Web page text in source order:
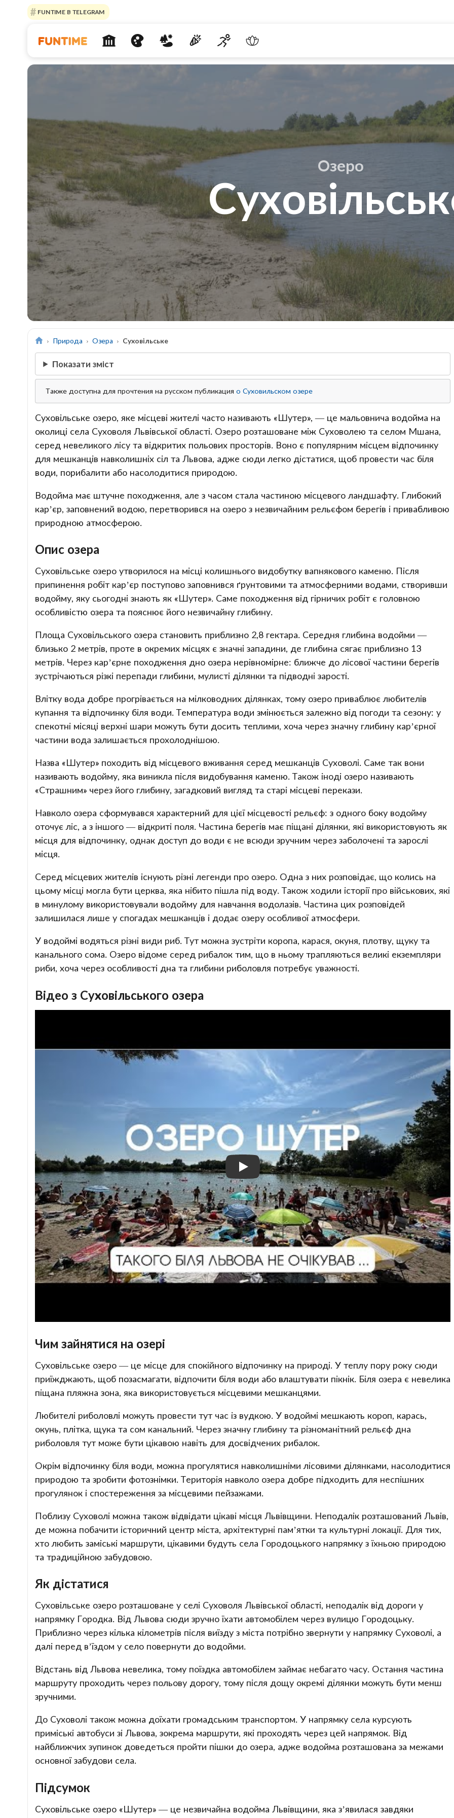
FUNTIME В TELEGRAM
Озеро
Природа Озера Суховільське
Показати зміст
Также доступна для прочтения на русском публикация о Суховильском озере
Суховільське озеро, яке місцеві жителі часто називають «Шутер», — це мальовнича водойма на
околиці села Суховоля Львівської області. Озеро розташоване між Суховолею та селом Мшана,
серед невеликого лісу та відкритих польових просторів. Воно є популярним місцем відпочинку
для мешканців навколишніх сіл та Львова, адже сюди легко дістатися, щоб провести час біля
води, порибалити або насолодитися природою.
Водойма має штучне походження, але з часом стала частиною місцевого ландшафту. Глибокий
кар’єр, заповнений водою, перетворився на озеро з незвичайним рельєфом берегів і привабливою
природною атмосферою.
Опис озера
Суховільське озеро утворилося на місці колишнього видобутку вапнякового каменю. Після
припинення робіт кар’єр поступово заповнився ґрунтовими та атмосферними водами, створивши
водойму, яку сьогодні знають як «Шутер». Саме походження від гірничих робіт є головною
особливістю озера та пояснює його незвичайну глибину.
Площа Суховільського озера становить приблизно 2,8 гектара. Середня глибина водойми —
близько 2 метрів, проте в окремих місцях є значні западини, де глибина сягає приблизно 13
метрів. Через кар’єрне походження дно озера нерівномірне: ближче до лісової частини берегів
зустрічаються різкі перепади глибини, мулисті ділянки та підводні зарості.
Влітку вода добре прогрівається на мілководних ділянках, тому озеро приваблює любителів
купання та відпочинку біля води. Температура води змінюється залежно від погоди та сезону: у
спекотні місяці верхні шари можуть бути досить теплими, хоча через значну глибину кар’єрної
частини вода залишається прохолоднішою.
Назва «Шутер» походить від місцевого вживання серед мешканців Суховолі. Саме так вони
називають водойму, яка виникла після видобування каменю. Також іноді озеро називають
«Страшним» через його глибину, загадковий вигляд та старі місцеві перекази.
Навколо озера сформувався характерний для цієї місцевості рельєф: з одного боку водойму
оточує ліс, а з іншого — відкриті поля. Частина берегів має піщані ділянки, які використовують як
місця для відпочинку, однак доступ до води є не всюди зручним через заболочені та зарослі
місця.
Серед місцевих жителів існують різні легенди про озеро. Одна з них розповідає, що колись на
цьому місці могла бути церква, яка нібито пішла під воду. Також ходили історії про військових, які
в минулому використовували водойму для навчання водолазів. Частина цих розповідей
залишилася лише у спогадах мешканців і додає озеру особливої атмосфери.
У водоймі водяться різні види риб. Тут можна зустріти коропа, карася, окуня, плотву, щуку та
канального сома. Озеро відоме серед рибалок тим, що в ньому трапляються великі екземпляри
риби, хоча через особливості дна та глибини риболовля потребує уважності.
Відео з Суховільського озера
Чим зайнятися на озері
Суховільське озеро — це місце для спокійного відпочинку на природі. У теплу пору року сюди
приїжджають, щоб позасмагати, відпочити біля води або влаштувати пікнік. Біля озера є невелика
піщана пляжна зона, яка використовується місцевими мешканцями.
Любителі риболовлі можуть провести тут час із вудкою. У водоймі мешкають короп, карась,
окунь, плітка, щука та сом канальний. Через значну глибину та різноманітний рельєф дна
риболовля тут може бути цікавою навіть для досвідчених рибалок.
Окрім відпочинку біля води, можна прогулятися навколишніми лісовими ділянками, насолодитися
природою та зробити фотознімки. Територія навколо озера добре підходить для неспішних
прогулянок і спостереження за місцевими пейзажами.
Поблизу Суховолі можна також відвідати цікаві місця Львівщини. Неподалік розташований Львів,
де можна побачити історичний центр міста, архітектурні пам’ятки та культурні локації. Для тих,
хто любить заміські маршрути, цікавими будуть села Городоцького напрямку з їхньою природою
та традиційною забудовою.
Як дістатися
Суховільське озеро розташоване у селі Суховоля Львівської області, неподалік від дороги у
напрямку Городка. Від Львова сюди зручно їхати автомобілем через вулицю Городоцьку.
Приблизно через кілька кілометрів після виїзду з міста потрібно звернути у напрямку Суховолі, а
далі перед в’їздом у село повернути до водойми.
Відстань від Львова невелика, тому поїздка автомобілем займає небагато часу. Остання частина
маршруту проходить через польову дорогу, тому після дощу окремі ділянки можуть бути менш
зручними.
До Суховолі також можна доїхати громадським транспортом. У напрямку села курсують
приміські автобуси зі Львова, зокрема маршрути, які проходять через цей напрямок. Від
найближчих зупинок доведеться пройти пішки до озера, адже водойма розташована за межами
основної забудови села.
Підсумок
Суховільське озеро «Шутер» — це незвичайна водойма Львівщини, яка з’явилася завдяки